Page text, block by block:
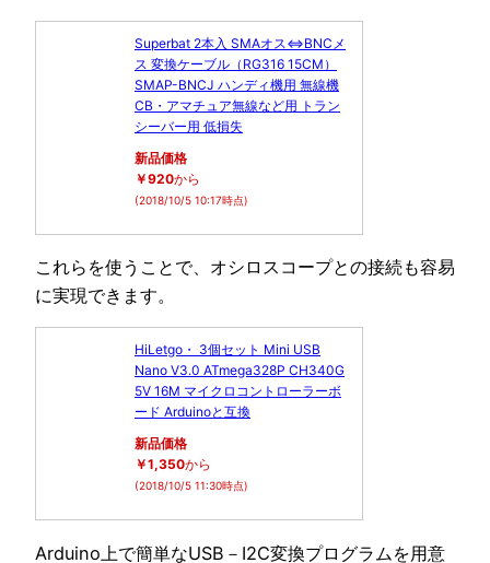
Superbat 2本入 SMAオス⇔BNCメ
ス 変換ケーブル（RG316 15CM）
SMAP-BNCJ ハンディ機用 無線機
CB・アマチュア無線など用 トラン
シーバー用 低損失
新品価格
￥920から
(2018/10/5 10:17時点)
これらを使うことで、オシロスコープとの接続も容易
に実現できます。
HiLetgo・ 3個セット Mini USB
Nano V3.0 ATmega328P CH340G
5V 16M マイクロコントローラーボ
ード Arduinoと互換
新品価格
￥1,350から
(2018/10/5 11:30時点)
Arduino上で簡単なUSB－I2C変換プログラムを用意